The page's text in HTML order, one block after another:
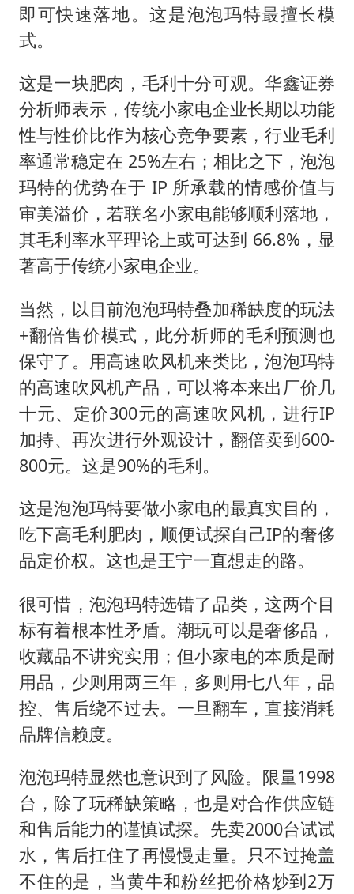
即可快速落地。这是泡泡玛特最擅长模
式。
这是一块肥肉，毛利十分可观。华鑫证券
分析师表示，传统小家电企业长期以功能
性与性价比作为核心竞争要素，行业毛利
率通常稳定在 25%左右；相比之下，泡泡
玛特的优势在于 IP 所承载的情感价值与
审美溢价，若联名小家电能够顺利落地，
其毛利率水平理论上或可达到 66.8%，显
著高于传统小家电企业。
当然，以目前泡泡玛特叠加稀缺度的玩法
+翻倍售价模式，此分析师的毛利预测也
保守了。用高速吹风机来类比，泡泡玛特
的高速吹风机产品，可以将本来出厂价几
十元、定价300元的高速吹风机，进行IP
加持、再次进行外观设计，翻倍卖到600-
800元。这是90%的毛利。
这是泡泡玛特要做小家电的最真实目的，
吃下高毛利肥肉，顺便试探自己IP的奢侈
品定价权。这也是王宁一直想走的路。
很可惜，泡泡玛特选错了品类，这两个目
标有着根本性矛盾。潮玩可以是奢侈品，
收藏品不讲究实用；但小家电的本质是耐
用品，少则用两三年，多则用七八年，品
控、售后绕不过去。一旦翻车，直接消耗
品牌信赖度。
泡泡玛特显然也意识到了风险。限量1998
台，除了玩稀缺策略，也是对合作供应链
和售后能力的谨慎试探。先卖2000台试试
水，售后扛住了再慢慢走量。只不过掩盖
不住的是，当黄牛和粉丝把价格炒到2万